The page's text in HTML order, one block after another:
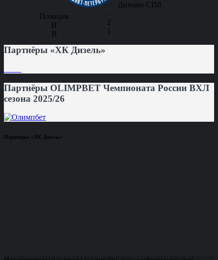
Динамо СПб
-
2
1
Партнёры «ХК Дизель»
Партнёры OLIMPBET Чемпионата России ВХЛ
сезона 2025/26
Партнёры «ХК Дизель»